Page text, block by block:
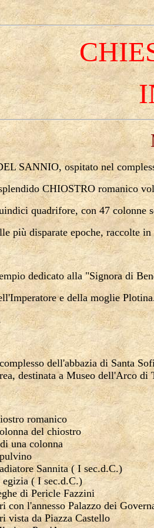
SANNIO, ospitato nel
CHIOSTRO romanico
quadrifore, con 47
più disparate epoche, raccolte
dedicato alla "Signora di
e della moglie
dell'abbazia di Santa
destinata a Museo dell'Arco di
romanico
del chiostro
una colonna
Sannita ( I sec.d.C.)
( I sec.d.C.)
di Pericle Fazzini
con l'annesso Palazzo dei
vista da Piazza Castello